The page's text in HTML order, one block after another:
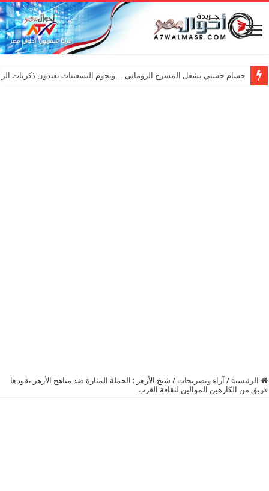
حسام حسني يشعل المسرح الروماني …ونجوم التسعينات يعيدون ذكريات
الرئيسية / آراء وتصريحات / شيخ الأزهر : الحملة المثارة ضد مناهج الأزهر يقودها
فريق من الكارهين الموالين لثقافة الغرب